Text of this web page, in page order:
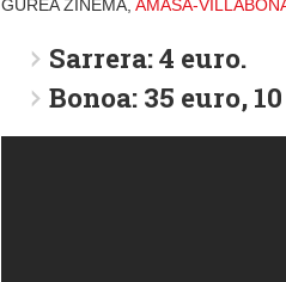
GUREA ZINEMA, AMASA-
Sarrera: 4 euro.
Bonoa: 35 euro,